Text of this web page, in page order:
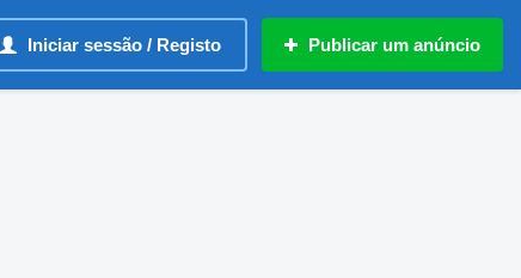
Iniciar sessão / Registo Publicar um anúncio